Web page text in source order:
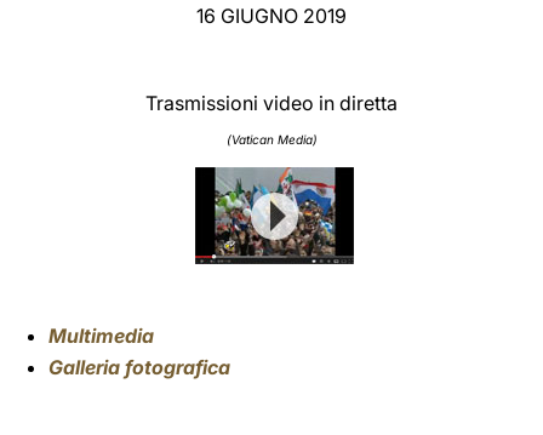
16 GIUGNO 2019
Trasmissioni video in diretta
(Vatican Media)
Multimedia
Galleria fotografica